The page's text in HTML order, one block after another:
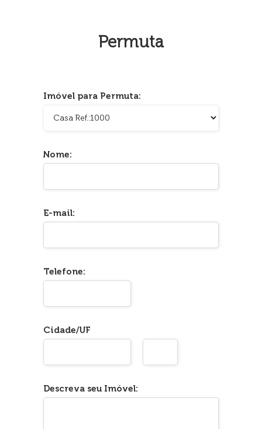
Permuta
Imóvel para Permuta:
Nome:
E-mail:
Telefone:
Cidade/UF
Descreva seu Imóvel: